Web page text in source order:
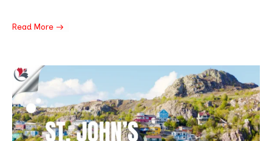
Read More